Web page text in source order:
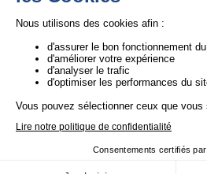
1ère Organisation de l’ESS